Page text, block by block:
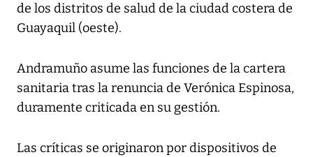
de los distritos de salud de la ciudad costera de
Guayaquil (oeste).
Andramuño asume las funciones de la cartera
sanitaria tras la renuncia de Verónica Espinosa,
duramente criticada en su gestión.
Las críticas se originaron por dispositivos de